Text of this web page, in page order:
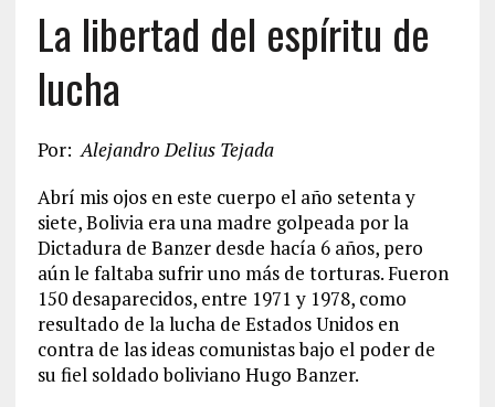
La libertad del espíritu de
lucha
Por:Alejandro Delius Tejada
Abrí mis ojos en este cuerpo el año setenta y
siete, Bolivia era una madre golpeada por la
Dictadura de Banzer desde hacía 6 años, pero
aún le faltaba sufrir uno más de torturas. Fueron
150 desaparecidos, entre 1971 y 1978, como
resultado de la lucha de Estados Unidos en
contra de las ideas comunistas bajo el poder de
su fiel soldado boliviano Hugo Banzer.